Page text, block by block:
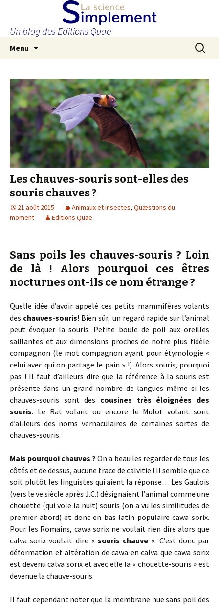
Un blog des Editions Quae
Menu
principal
Les chauves-souris sont-elles des
souris chauves ?
21 août 2015 Animaux et insectes, Quæstions du
moment
Editions Quae
Sans poils les chauves-souris ? Loin
de là ! Alors pourquoi ces êtres
nocturnes ont-ils ce nom étrange ?
Quelle idée d’avoir appelé ces petits mammifères volants
des chauves-souris! Bien sûr, un regard rapide sur l’animal
peut évoquer la souris. Petite boule de poil aux oreilles
saillantes et aux dimensions proches de notre plus fidèle
compagnon (le mot compagnon ayant pour étymologie «
celui avec qui on partage le pain » !). Alors souris, pourquoi
pas ! Il faut d’ailleurs dire que la référence à la souris est
présente dans un grand nombre de langues même si les
chauves-souris sont des cousines très éloignées des
souris. Le Rat volant ou encore le Mulot volant sont
d’ailleurs des noms vernaculaires de certaines sortes de
chauves-souris.
Mais pourquoi chauves ? On a beau les regarder de tous les
côtés et de dessus, aucune trace de calvitie ! Il semble que ce
soit plutôt les linguistes qui aient la réponse… Les Gaulois
(vers le ve siècle après J.C.) désignaient l’animal comme une
chouette (qui vole la nuit) souris (on a vu les similitudes de
premier abord) et donc en bas latin populaire cawa sorix.
Pour les Romains, cawa sorix ne voulait rien dire alors que
calva sorix voulait dire « souris chauve ». C’est donc par
déformation et altération de cawa en calva que cawa sorix
est devenu calva sorix et avec elle la « chouette-souris » est
devenue la chauve-souris.
Il faut cependant noter que la membrane nue sans poil des